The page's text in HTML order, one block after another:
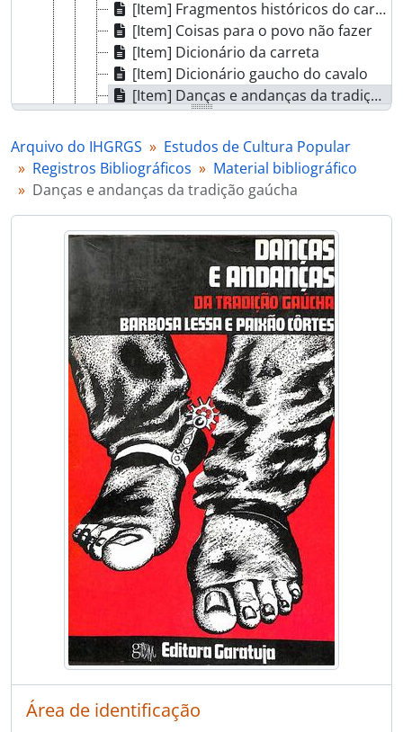
[Item] Fragmentos históricos do carnaval de Porto Alegre
[Item] Coisas para o povo não fazer
[Item] Dicionário da carreta
[Item] Dicionário gaucho do cavalo
[Item] Danças e andanças da tradição gaúcha
[Item] A terra dos Farrapos - História, lendas e costumes
[Item] Festança da querência
[Item] Folclore gaucho
[Item] Folclore do Rio Grande do Sul
[Item] Folclore do Rio Grande do Sul
[Item] Folk Festo e tradições gauchas
[Item] O gaucho dos Campos de Cima da Serra
[Item] Gaucho Serrano, usos e costumes
[Item] Minidicionário guasca
[Item] Guia do folclore gaucho
[Item] Guia do folclore gaucho
[Item] Os imigrantes alemães e sua cozinha
[Item] Imigração italiana no Rio Grande do Sul
[Item] Gauchismos - a linguagem do Rio Grande do Sul
[Item] Estudos gauchescos de literatura e folclore
[Item] A universalidade do mito lobisomem
[Item] A importância social do chimarrão
[Item] Erva-mate - aspectos gerais
[Item] Cevando mate
[Item] Medicina campeira e povoeira
[Item] Mitos e lendas do Rio Grande do Sul
[Item] Natal gaucho e os santos reses
[Item] Festa de Nossa Senhora dos Navegantes em Porto Alegre
[Item] O gaucho - danças, trajes, artesanato
[Item] Centenário da Oktoberfest
[Item] Pequena Enciclopedia Gaucha
[Item] Relatório de Estudos do IGTF
Arquivo do IHGRGS
Estudos de Cultura Popular
Registros Bibliográficos
Material bibliográfico
Danças e andanças da tradição gaúcha
Área de identificação